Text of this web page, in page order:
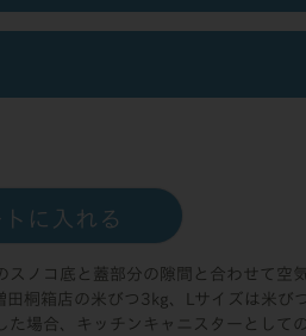
トに入れる
ノコ底と蓋部分の隙間と合わせて空
桐箱店の米びつ3kg、Lサイズは米び
場合、キッチンキャニスターとして